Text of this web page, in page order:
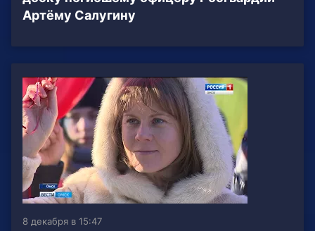
Артёму Салугину
8 декабря в 15:47